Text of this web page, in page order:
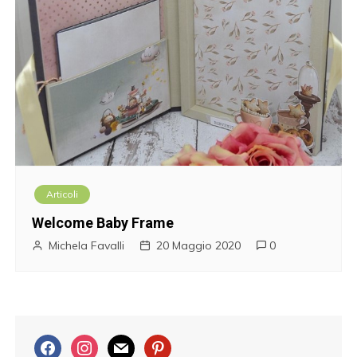
Articoli
Welcome Baby Frame
Michela Favalli 20 Maggio 2020 0
f
i
m
p